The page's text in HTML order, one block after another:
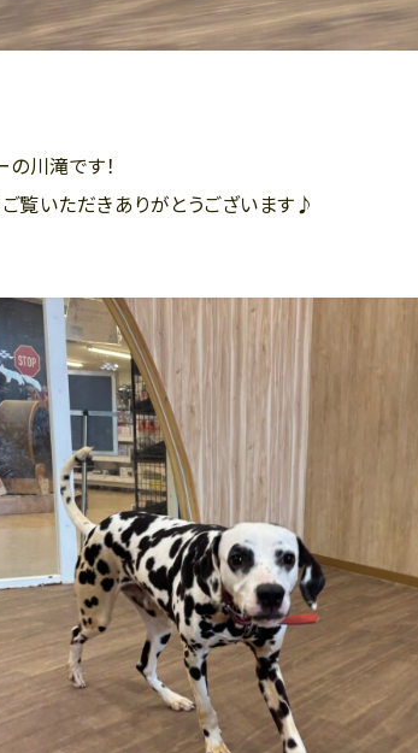
の川滝です！
覧いただきありがとうございます♪